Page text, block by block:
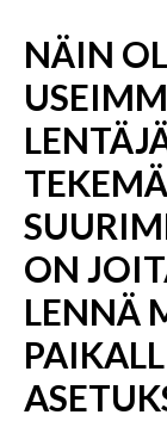
NÄIN
ON
LENNÄ